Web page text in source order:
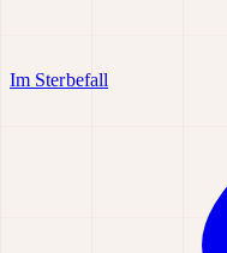
Im Sterbefall